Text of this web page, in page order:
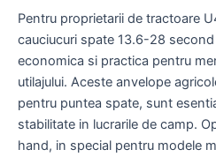
Pentru proprietarii de tractoare
cauciucuri spate 13.6-28
economica si practica pentru
utilajului. Aceste anvelope
pentru puntea spate, sunt
stabilitate in lucrarile de camp.
hand, in special pentru modele